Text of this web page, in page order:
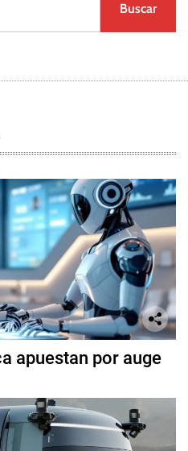
Buscar
apuestan por auge